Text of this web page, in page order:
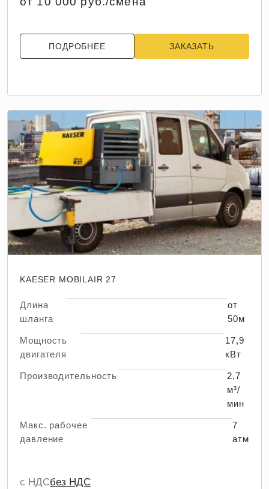
ПОДРОБНЕЕ ЗАКАЗАТЬ
KAESER MOBILAIR 27
Длина
шланга
от
50м
Мощность
двигателя
17,9
кВт
Производительность
2,7
м³/
мин
Макс. рабочее
давление
7
атм
с НДСбез НДС